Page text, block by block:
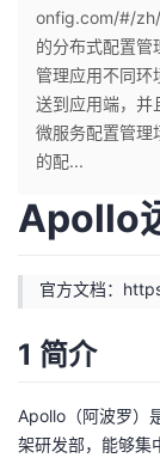
个
人
我
者
我
onfig.com/#/zh/
的分布式配置管
管理应用不同环
送到应用端，并
微服务配置管理
的配...
Apollo
官方文档：
1 简介
Apollo（阿波罗）
架研发部，能够集